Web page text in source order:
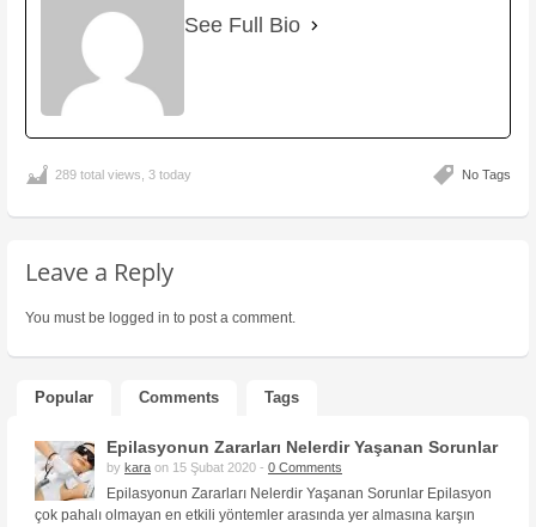
See Full Bio
No Tags
289 total views, 3 today
Leave a Reply
You must be logged in to post a comment.
Popular Comments Tags
Epilasyonun Zararları Nelerdir Yaşanan Sorunlar
by kara on 15 Şubat 2020 - 0 Comments
Epilasyonun Zararları Nelerdir Yaşanan Sorunlar Epilasyon
çok pahalı olmayan en etkili yöntemler arasında yer almasına karşın